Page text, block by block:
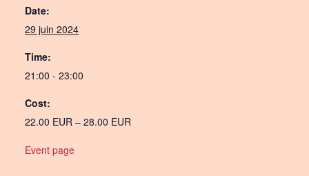
Date:
29 juin 2024
Time:
21:00 - 23:00
Cost:
22.00 EUR – 28.00 EUR
Event page